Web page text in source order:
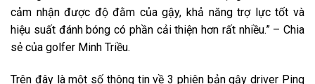
cảm nhận được độ đằm của gậy, khả năng trợ lực tốt và
hiệu suất đánh bóng có phần cải thiện hơn rất nhiều.” – Chia
sẻ của golfer Minh Triều.
Trên đây là một số thông tin về 3 phiên bản gậy driver Ping